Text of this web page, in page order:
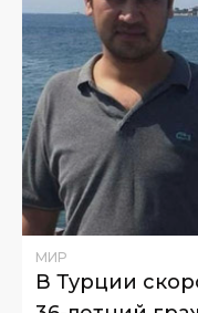
МИР
В Турции